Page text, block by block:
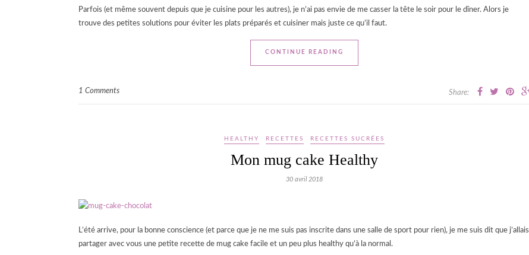
Parfois (et même souvent depuis que je cuisine pour les autres), je n’ai pas envie de me casser la tête le soir pour le dîner. Alors je
trouve des petites solutions pour éviter les plats préparés et cuisiner mais juste ce qu’il faut.
CONTINUE READING
1 Comments Share:
HEALTHY RECETTES RECETTES SUCRÉES
Mon mug cake Healthy
30 avril 2018
L’été arrive, pour la bonne conscience (et parce que je ne me suis pas inscrite dans une salle de sport pour rien), je me suis dit que j’allais
partager avec vous une petite recette de mug cake facile et un peu plus healthy qu’à la normal.